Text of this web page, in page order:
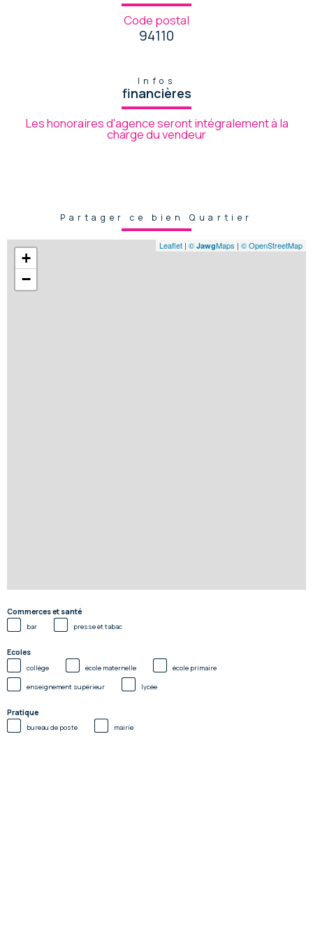
Code postal
94110
Infos
financières
Les honoraires d'agence seront intégralement à la
charge du vendeur
Partager ce bien Quartier
+
−
Leaflet | © JawgMaps | © OpenStreetMap
Commerces et santé
bar presse et tabac
Ecoles
collège école maternelle école primaire
enseignement supérieur lycée
Pratique
bureau de poste mairie